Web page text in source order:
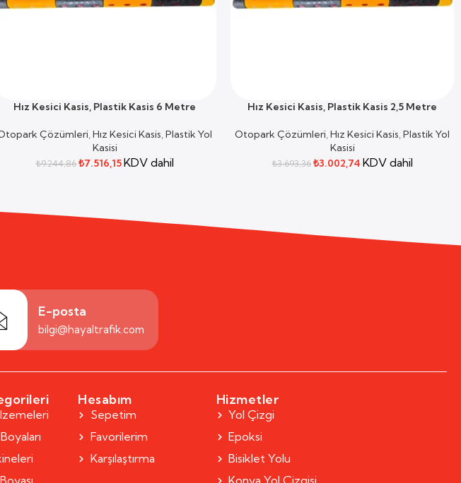
EKLE
Hız Kesici Kasis, Plastik Kasis 6 Metre
Çözümleri,Hız Kesici Kasis,Plastik Yol
Kasisi
₺9.244,86 ₺7.516,15KDV dahil
SEPETE EKLE
Hız Kesici Kasis, Plastik Kasis 2,5 Metre
Otopark Çözümleri,Hız Kesici Kasis,Plastik Yol
Kasisi
₺3.693,36 ₺3.002,74 KDV dahil
E-posta
bilgi@hayaltrafik.com
Hesabım
Sepetim
Favorilerim
Karşılaştırma
Hizmetler
Yol Çizgi
Epoksi
Bisiklet Yolu